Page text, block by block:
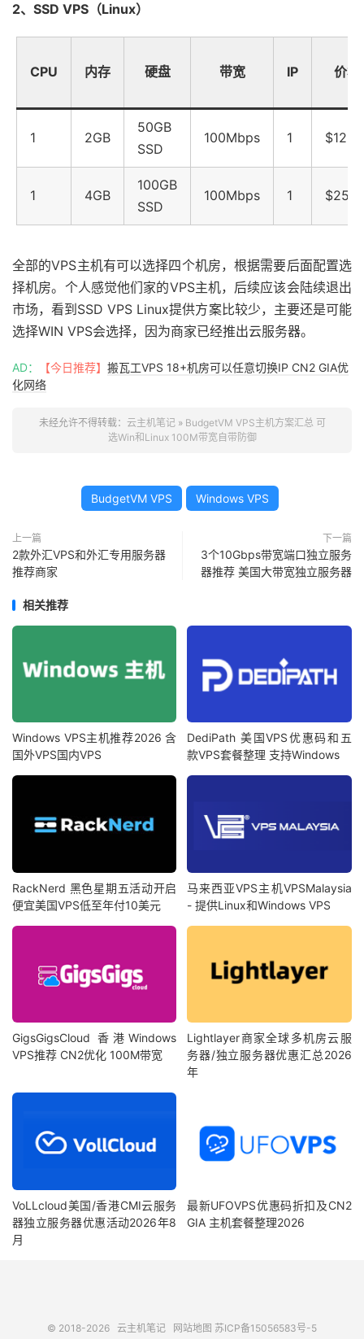
2、SSD VPS（Linux）
CPU 内存 硬盘 带宽 IP 价格
1 2GB
50GB
SSD
100Mbps 1
1 4GB
100GB
SSD
100Mbps 1
全部的VPS主机有可以选择四个机房，根据需要后面配置选
择机房。个人感觉他们家的VPS主机，后续应该会陆续退出
市场，看到SSD VPS Linux提供方案比较少，主要还是可能
选择WIN VPS会选择，因为商家已经推出云服务器。
AD： 【今日推荐】 搬瓦工VPS 18+机房可以任意切换IP CN2 GIA优
化网络
未经允许不得转载： 云主机笔记» BudgetVM VPS主机方案汇总 可
选Win和Linux 100M带宽自带防御
BudgetVM VPS Windows VPS
上一篇
2款外汇VPS和外汇专用服务器
推荐商家
下一篇
3个10Gbps带宽端口独立服务
器推荐 美国大带宽独立服务器
相关推荐
Windows VPS主机推荐2026 含
国外VPS国内VPS
DediPath 美国VPS优惠码和五
款VPS套餐整理 支持Windows
RackNerd 黑色星期五活动开启
便宜美国VPS低至年付10美元
马来西亚VPS主机VPSMalaysia
- 提供Linux和Windows VPS
GigsGigsCloud 香港Windows
VPS推荐 CN2优化 100M带宽
Lightlayer商家全球多机房云服
务器/独立服务器优惠汇总2026
年
VoLLcloud美国/香港CMI云服务
器独立服务器优惠活动2026年8
月
最新UFOVPS优惠码折扣及CN2
GIA 主机套餐整理2026
© 2018-2026 云主机笔记 网站地图 苏ICP备15056583号-5